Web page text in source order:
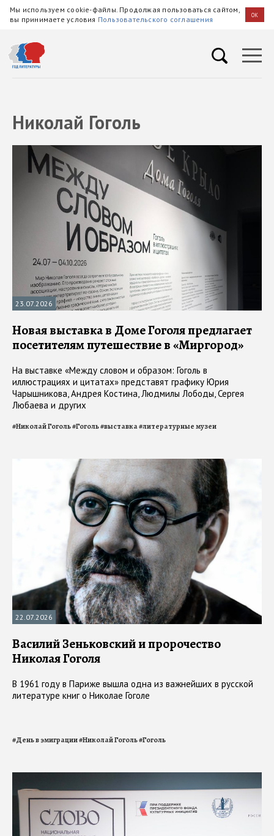
Мы используем cookie-файлы. Продолжая пользоваться сайтом,
вы принимаете условия Пользовательского соглашения OK
Николай Гоголь
23.07.2026
Новая выставка в Доме Гоголя предлагает
посетителям путешествие в «Миргород»
На выставке «Между словом и образом: Гоголь в
иллюстрациях и цитатах» представят графику Юрия
Чарышникова, Андрея Костина, Людмилы Лободы, Сергея
Любаева и других
#Николай Гоголь#Гоголь#выставка#литературные музеи
22.07.2026
Василий Зеньковский и пророчество
Николая Гоголя
В 1961 году в Париже вышла одна из важнейших в русской
литературе книг о Николае Гоголе
#День в эмиграции#Николай Гоголь#Гоголь